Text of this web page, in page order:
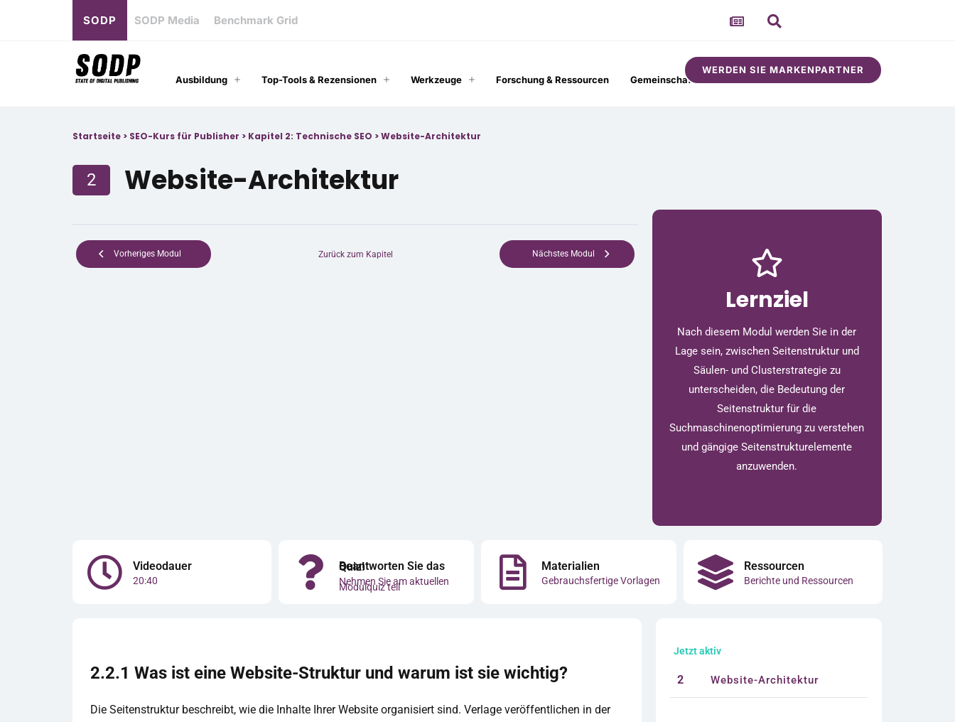
SODP SODP Media Benchmark Grid
Ausbildung Top-Tools & Rezensionen Werkzeuge Forschung & Ressourcen Gemeinschaft
WERDEN SIE MARKENPARTNER
Startseite > SEO-Kurs für Publisher > Kapitel 2: Technische SEO >Website-Architektur
2 Website-Architektur
Vorheriges Modul Zurück zum Kapitel Nächstes Modul
Lernziel
Nach diesem Modul werden Sie in der
Lage sein, zwischen Seitenstruktur und
Säulen- und Clusterstrategie zu
unterscheiden, die Bedeutung der
Seitenstruktur für die
Suchmaschinenoptimierung zu verstehen
und gängige Seitenstrukturelemente
anzuwenden.
Videodauer
20:40
Beantworten Sie das Quiz!
Nehmen Sie am aktuellen
Modulquiz teil
Materialien
Gebrauchsfertige Vorlagen
Ressourcen
Berichte und Ressourcen
2.2.1 Was ist eine Website-Struktur und warum ist sie wichtig?
Die Seitenstruktur beschreibt, wie die Inhalte Ihrer Website organisiert sind. Verlage veröffentlichen in der
Jetzt aktiv
2 Website-Architektur